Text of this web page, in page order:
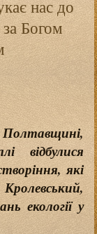
нас до
за Богом
відбулися
які
екології у